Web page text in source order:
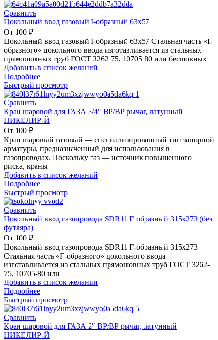
Сравнить
Цокольный ввод газовый I-образный 63х57
От 100 ₽
Цокольный ввод газовый I-образный 63х57 Стальная часть «I-
образного» цокольного ввода изготавливается из стальных
прямошовных труб ГОСТ 3262-75, 10705-80 или бесшовных
Добавить в список желаний
Подробнее
Быстрый просмотр
Сравнить
Кран шаровой для ГАЗА 3/4″ ВР/ВР рычаг, латунный
НИКЕЛИР-Й
От 100 ₽
Кран шаровый газовый — специализированный тип запорной
арматуры, предназначенный для использования в
газопроводах. Поскольку газ — источник повышенного
риска, краны
Добавить в список желаний
Подробнее
Быстрый просмотр
Сравнить
Цокольный ввод газопровода SDR11 Г-образный 315х273 (без
футляра)
От 100 ₽
Цокольный ввод газопровода SDR11 Г-образный 315х273
Стальная часть «Г-образного» цокольного ввода
изготавливается из стальных прямошовных труб ГОСТ 3262-
75, 10705-80 или
Добавить в список желаний
Подробнее
Быстрый просмотр
Сравнить
Кран шаровой для ГАЗА 2″ ВР/ВР рычаг, латунный
НИКЕЛИР-Й